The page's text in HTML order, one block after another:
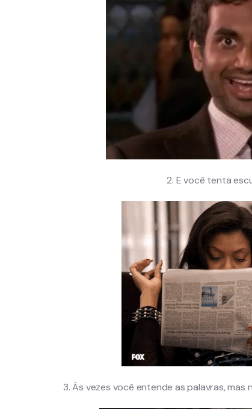
2. E você tenta
3. Às vezes você entende as palavras,